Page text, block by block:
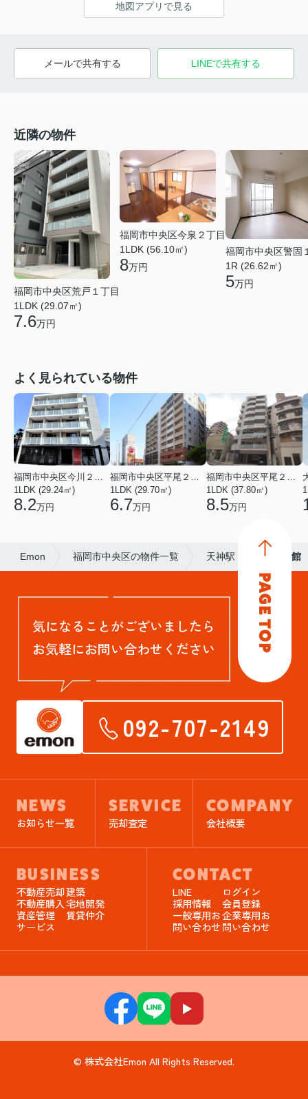
地図アプリで見る
メールで共有する LINEで共有する
近隣の物件
福岡市中央区荒戸１丁目
1LDK (29.07㎡)
7.6万円
福岡市中央区今泉２丁目
1LDK (56.10㎡)
8万円
福岡市中央区警固
1R (26.62㎡)
5万円
よく見られている物件
1LDK (29.24㎡)
8.2万円
1LDK (29.70㎡)
6.7万円
1LDK (37.80㎡)
8.5万円
Emon 福岡市中央区の物件一覧 天神駅 すみれ館
気になることがございましたら
お気軽にお問い合わせください
092-707-2149
NEWS
お知らせ一覧
SERVICE
売却査定
COMPANY
会社概要
BUSINESS
不動産売却建築
不動産購入宅地開発
資産管理
サービス
賃貸仲介
CONTACT
LINE
ログイン
採用情報
会員登録
一般専用お
問い合わせ
企業専用お
問い合わせ
© 株式会社Emon All Rights Reserved.